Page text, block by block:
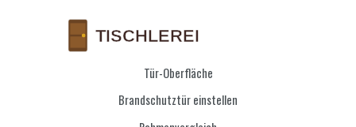
Tür-Oberfläche
Brandschutztür einstellen